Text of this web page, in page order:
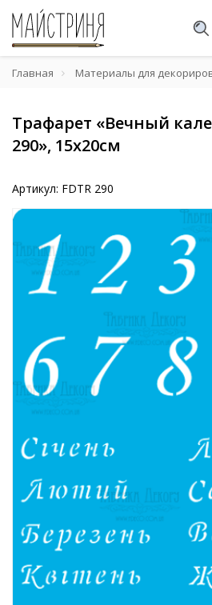
Главная Материалы для
Трафарет «Вечный
290», 15х20см
Артикул: FDTR 290